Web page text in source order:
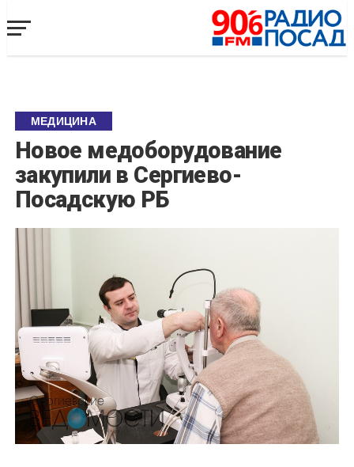
МЕДИЦИНА
Новое медоборудование
закупили в Сергиево-
Посадскую РБ